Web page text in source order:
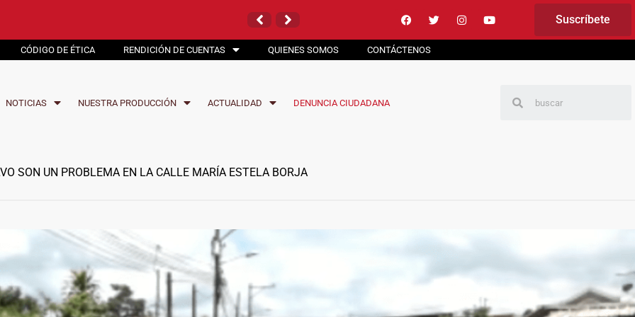
LOS TRABAJOS EN LA VÍA
COMUNITARIAS
LOS TRABAJOS EN LA VÍA Suscríbete
CÓDIGO DE ÉTICA RENDICIÓN DE CUENTAS QUIENES SOMOS CONTÁCTENOS
NOTICIAS NUESTRA PRODUCCIÓN ACTUALIDAD DENUNCIA CIUDADANA
SON UN PROBLEMA EN LA CALLE MARÍA ESTELA BORJA